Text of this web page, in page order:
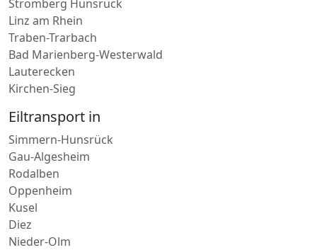
Stromberg Hunsrück
Linz am Rhein
Traben-Trarbach
Bad Marienberg-Westerwald
Lauterecken
Kirchen-Sieg
Eiltransport in
Simmern-Hunsrück
Gau-Algesheim
Rodalben
Oppenheim
Kusel
Diez
Nieder-Olm